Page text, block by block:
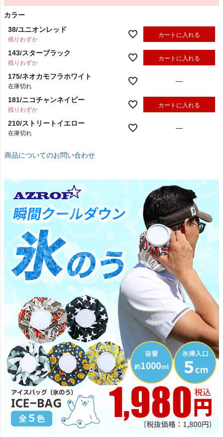
カラー
38/ユニオンレッド
残りわずか
カートに入れる
143/スターブラック
残りわずか
カートに入れる
175/ネオカモフラホワイト
在庫切れ
—
181/ニコチャンネイビー
残りわずか
カートに入れる
210/ストリートイエロー
在庫切れ
—
商品についてのお問い合わせ